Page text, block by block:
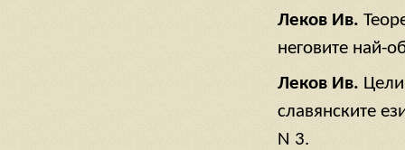
Леков Ив.
неговите най-
Леков Ив.
славянските
N 3.